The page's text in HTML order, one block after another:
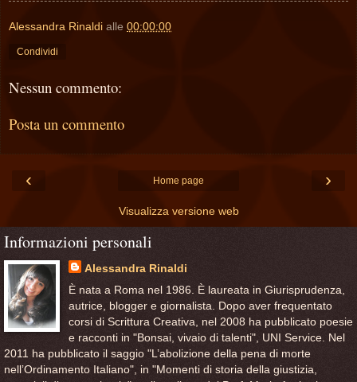
Alessandra Rinaldi alle 00:00:00
Condividi
Nessun commento:
Posta un commento
‹ ›
Home page
Visualizza versione web
Informazioni personali
Alessandra Rinaldi
È nata a Roma nel 1986. È laureata in Giurisprudenza,
autrice, blogger e giornalista. Dopo aver frequentato
corsi di Scrittura Creativa, nel 2008 ha pubblicato poesie
e racconti in "Bonsai, vivaio di talenti", UNI Service. Nel
2011 ha pubblicato il saggio "L’abolizione della pena di morte
nell’Ordinamento Italiano", in "Momenti di storia della giustizia,